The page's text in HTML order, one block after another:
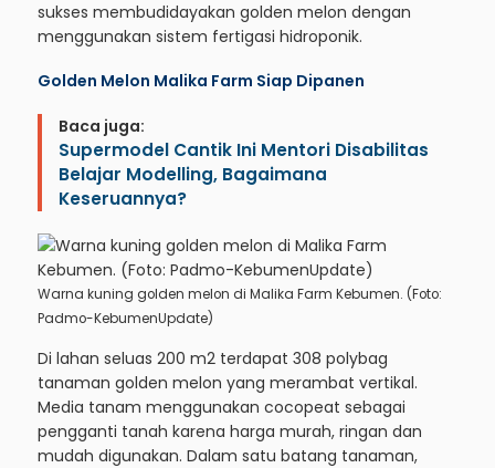
sukses membudidayakan golden melon dengan
menggunakan sistem fertigasi hidroponik.
Golden Melon Malika Farm Siap Dipanen
Baca juga:
Supermodel Cantik Ini Mentori Disabilitas
Belajar Modelling, Bagaimana
Keseruannya?
Warna kuning golden melon di Malika Farm Kebumen. (Foto:
Padmo-KebumenUpdate)
Di lahan seluas 200 m2 terdapat 308 polybag
tanaman golden melon yang merambat vertikal.
Media tanam menggunakan cocopeat sebagai
pengganti tanah karena harga murah, ringan dan
mudah digunakan. Dalam satu batang tanaman,